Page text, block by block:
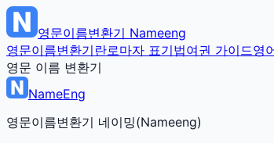
영문이름변환기 Nameeng
영문이름변환기란로마자 표기법여권 가이드영
영문 이름 변환기
NameEng
영문이름변환기 네이밍(Nameeng)